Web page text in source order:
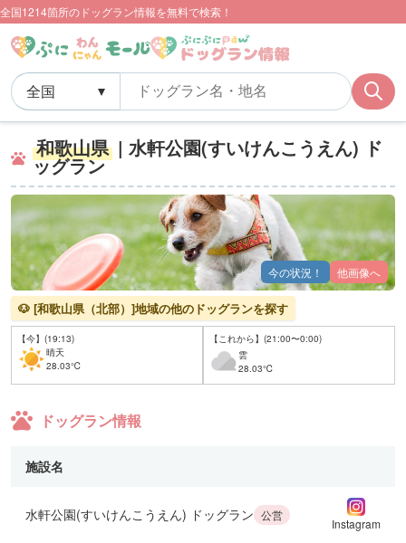
全国1214箇所のドッグラン情報を無料で検索！
和歌山県 | 水軒公園(すいけんこうえん) ド
ッグラン
今の状況！ 他画像へ
🐶 [和歌山県（北部）]地域の他のドッグランを探す
【今】(19:13)
晴天
28.03℃
【これから】(21:00〜0:00)
雲
28.03℃
ドッグラン情報
施設名
水軒公園(すいけんこうえん) ドッグラン 公営
Instagram